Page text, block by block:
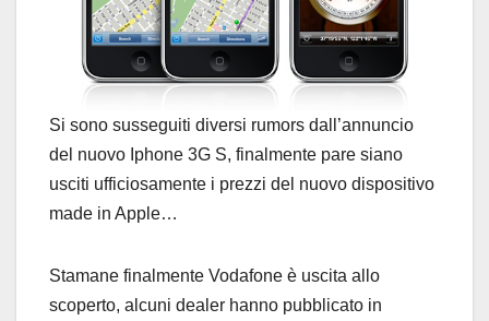
Si sono susseguiti diversi rumors dall’annuncio
del nuovo Iphone 3G S, finalmente pare siano
usciti ufficiosamente i prezzi del nuovo dispositivo
made in Apple…
Stamane finalmente Vodafone è uscita allo
scoperto, alcuni dealer hanno pubblicato in